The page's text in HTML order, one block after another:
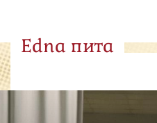
Edna пита